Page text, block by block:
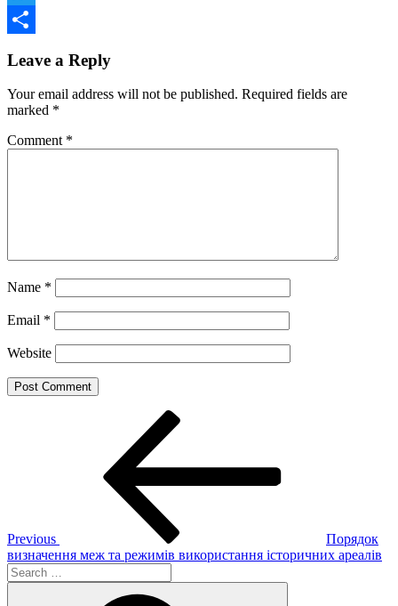
Twitter
Leave a Reply
Your email address will not be published. Required fields are
marked *
Comment *
Name *
Email *
Website
Previous
Порядок
визначення меж та режимів використання історичних ареалів
Search
for: